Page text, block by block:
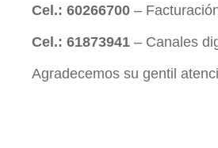
Cel.: 60266700 –
Cel.: 61873941 – Canales
Agradecemos su gentil